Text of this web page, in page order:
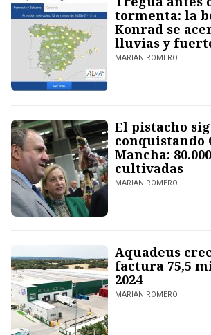
tormenta: la
Konrad se
lluvias y
MARIAN ROMERO
El pistacho
conquistando
Mancha:
cultivadas
MARIAN ROMERO
Aquadeus
factura 75,5
2024
MARIAN ROMERO